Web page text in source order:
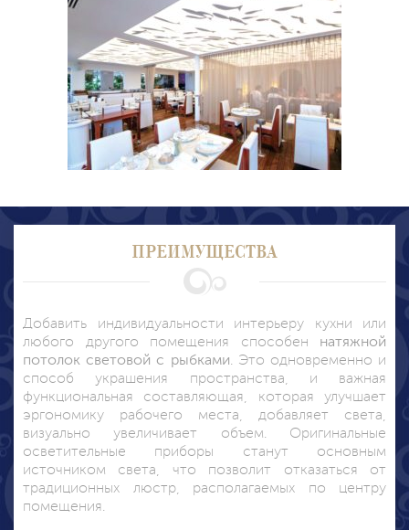
ПРЕИМУЩЕСТВА
Добавить индивидуальности интерьеру кухни или
любого другого помещения способен натяжной
потолок световой с рыбками. Это одновременно и
способ украшения пространства, и важная
функциональная составляющая, которая улучшает
эргономику рабочего места, добавляет света,
визуально увеличивает объем. Оригинальные
осветительные приборы станут основным
источником света, что позволит отказаться от
традиционных люстр, располагаемых по центру
помещения.